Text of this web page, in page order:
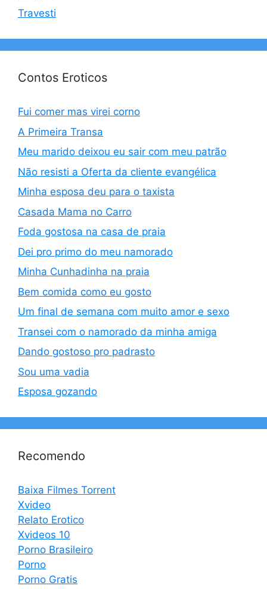
Travesti
Contos Eroticos
Fui comer mas virei corno
A Primeira Transa
Meu marido deixou eu sair com meu patrão
Não resisti a Oferta da cliente evangélica
Minha esposa deu para o taxista
Casada Mama no Carro
Foda gostosa na casa de praia
Dei pro primo do meu namorado
Minha Cunhadinha na praia
Bem comida como eu gosto
Um final de semana com muito amor e sexo
Transei com o namorado da minha amiga
Dando gostoso pro padrasto
Sou uma vadia
Esposa gozando
Recomendo
Baixa Filmes Torrent
Xvideo
Relato Erotico
Xvideos 10
Porno Brasileiro
Porno
Porno Gratis